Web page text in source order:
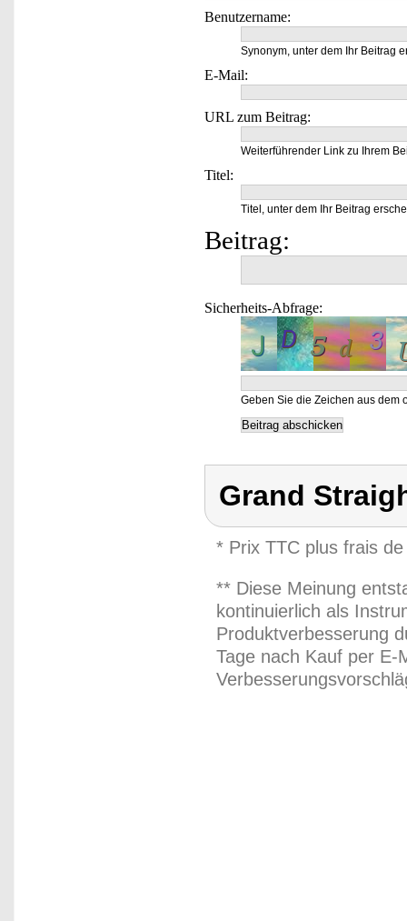
Benutzername:
Synonym, unter dem Ihr Beitrag
E-Mail:
URL zum Beitrag:
Weiterführender Link zu Ihrem
Titel:
Titel, unter dem Ihr Beitrag
Beitrag:
Sicherheits-Abfrage:
Geben Sie die Zeichen aus dem
Grand
* Prix TTC plus frais
** Diese Meinung
kontinuierlich als
Produktverbesserung
Tage nach Kauf per E-